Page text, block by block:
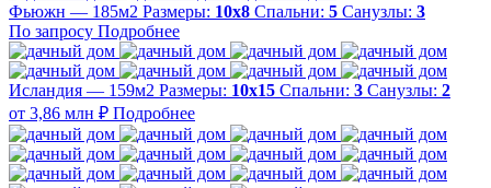
Фьюжн — 185м2 Размеры: 10х8 Спальни: 5 Санузлы: 3
По запросу Подробнее
Исландия — 159м2 Размеры: 10х15 Спальни: 3 Санузлы: 2
от 3,86 млн ₽ Подробнее